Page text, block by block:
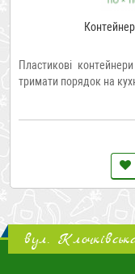
Пластикові
тримати порядок на
вул.